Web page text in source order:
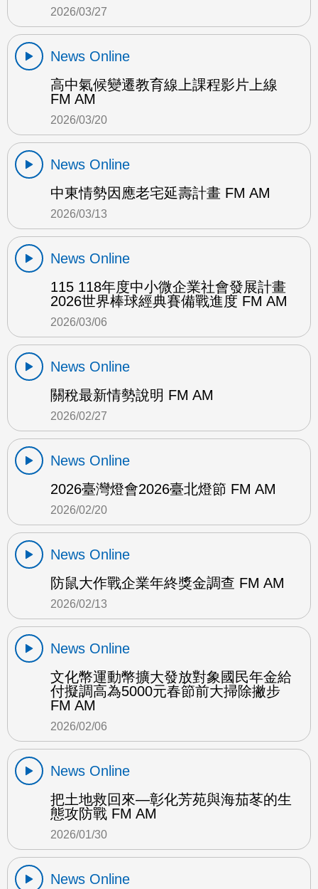
2026/03/27
News Online
高中氣候變遷教育線上課程影片上線
FM AM
2026/03/20
News Online
中東情勢因應老宅延壽計畫 FM AM
2026/03/13
News Online
115 118年度中小微企業社會發展計畫
2026世界棒球經典賽備戰進度 FM AM
2026/03/06
News Online
關稅最新情勢說明 FM AM
2026/02/27
News Online
2026臺灣燈會2026臺北燈節 FM AM
2026/02/20
News Online
防鼠大作戰企業年終獎金調查 FM AM
2026/02/13
News Online
文化幣運動幣擴大發放對象國民年金給
付擬調高為5000元春節前大掃除撇步
FM AM
2026/02/06
News Online
把土地救回來—彰化芳苑與海茄苳的生
態攻防戰 FM AM
2026/01/30
News Online